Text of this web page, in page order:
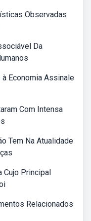
Observadas
Da
Economia Assinale
Com Intensa
Tem Na Atualidade
Cujo Principal
Relacionados